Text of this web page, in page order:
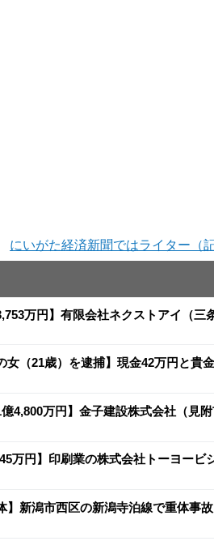
にいがた経済新聞ではライター（
万円】有限会社ネクストアイ（三
女（21歳）を逮捕】現金42万円と貴
億4,800万円】金子建設株式会社（見
万円】印刷業の株式会社トーヨー
】新潟市西区の新潟寺泊線で重体事